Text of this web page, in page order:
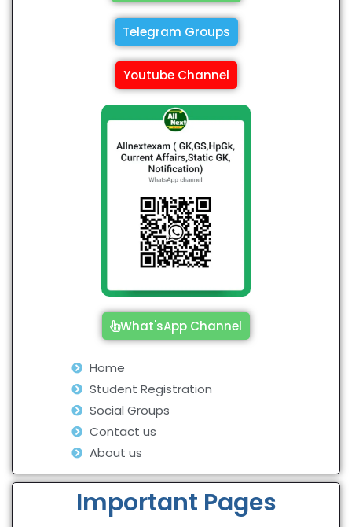
Telegram Groups
Youtube Channel
What'sApp Channel
Home
Student Registration
Social Groups
Contact us
About us
Important Pages